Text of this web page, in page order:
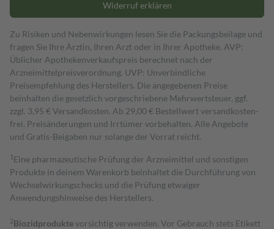
Widerruf erklären
Zu Risiken und Nebenwirkungen lesen Sie die Packungsbeilage und
fragen Sie Ihre Ärztin, Ihren Arzt oder in Ihrer Apotheke. AVP:
Üblicher Apothekenverkaufspreis berechnet nach der
Arzneimittelpreisverordnung. UVP: Unverbindliche
Preisempfehlung des Herstellers. Die angegebenen Preise
beinhalten die gesetzlich vorgeschriebene Mehrwertsteuer, ggf.
zzgl. 3,95 € Versandkosten. Ab 29,00 € Bestell­wert versand­kosten­
frei. Preisänderungen und Irrtümer vorbehalten. Alle Angebote
und Gratis-Beigaben nur solange der Vorrat reicht.
1 Eine pharmazeutische Prüfung der Arzneimittel und sonstigen
Produkte in deinem Warenkorb beinhaltet die Durchführung von
Wechselwirkungschecks und die Prüfung etwaiger
Anwendungshinweise des Herstellers.
2Biozidproduktevorsichtig verwenden. Vor Gebrauch stets Etikett